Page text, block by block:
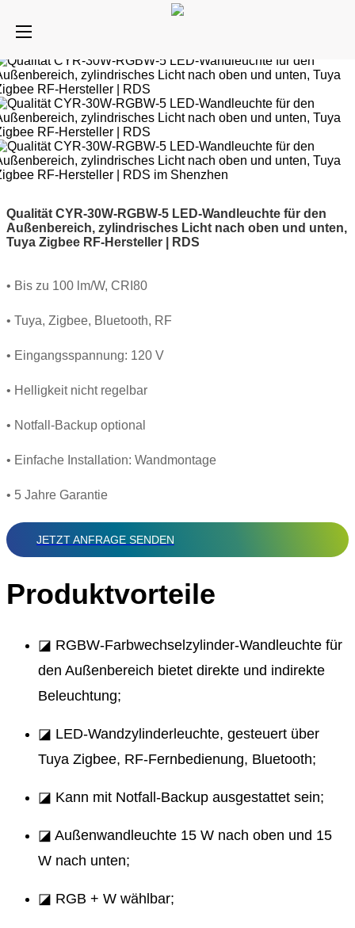
Qualität CYR-30W-RGBW-5 LED-Wandleuchte für den
Außenbereich, zylindrisches Licht nach oben und unten,
Tuya Zigbee RF-Hersteller | RDS
• Bis zu 100 lm/W, CRI80
• Tuya, Zigbee, Bluetooth, RF
• Eingangsspannung: 120 V
• Helligkeit nicht regelbar
• Notfall-Backup optional
• Einfache Installation: Wandmontage
• 5 Jahre Garantie
JETZT ANFRAGE SENDEN
Produktvorteile
◪ RGBW-Farbwechselzylinder-Wandleuchte für
den Außenbereich bietet direkte und indirekte
Beleuchtung;
◪ LED-Wandzylinderleuchte, gesteuert über
Tuya Zigbee, RF-Fernbedienung, Bluetooth;
◪ Kann mit Notfall-Backup ausgestattet sein;
◪ Außenwandleuchte 15 W nach oben und 15
W nach unten;
◪ RGB + W wählbar;